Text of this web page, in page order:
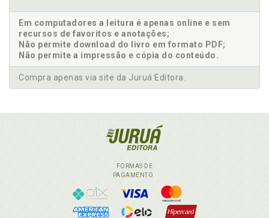
Em computadores a leitura é apenas online e sem
recursos de favoritos e anotações;
Não permite download do livro em formato PDF;
Não permite a impressão e cópia do conteúdo.
Compra apenas via site da Juruá Editora.
FORMAS DE
PAGAMENTO